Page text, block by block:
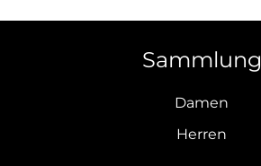
Sammlung
Damen
Herren